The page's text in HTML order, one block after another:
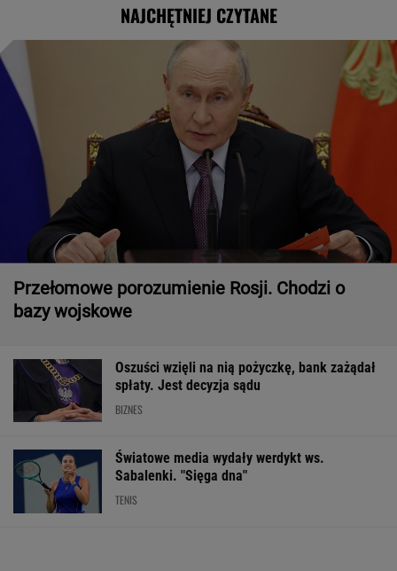
NAJCHĘTNIEJ CZYTANE
Przełomowe porozumienie Rosji. Chodzi o
bazy wojskowe
Oszuści wzięli na nią pożyczkę, bank zażądał
spłaty. Jest decyzja sądu
BIZNES
Światowe media wydały werdykt ws.
Sabalenki. "Sięga dna"
TENIS